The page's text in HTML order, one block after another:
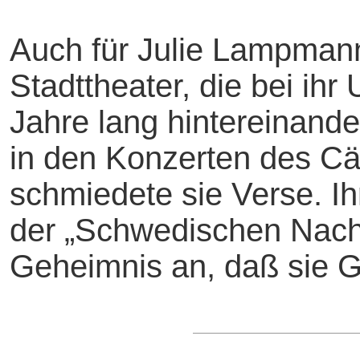
Auch für Julie
Stadttheater, die bei ihr
Jahre lang
in den Konzerten des
schmiedete sie Verse.
der „Schwedischen
Geheimnis an, daß sie